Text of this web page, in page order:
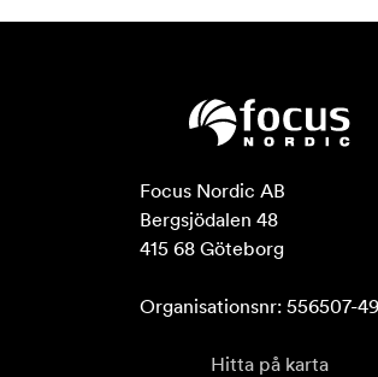
Focus Nordic AB
Bergsjödalen 48
415 68 Göteborg
Organisationsnr: 556507-
Hitta på karta